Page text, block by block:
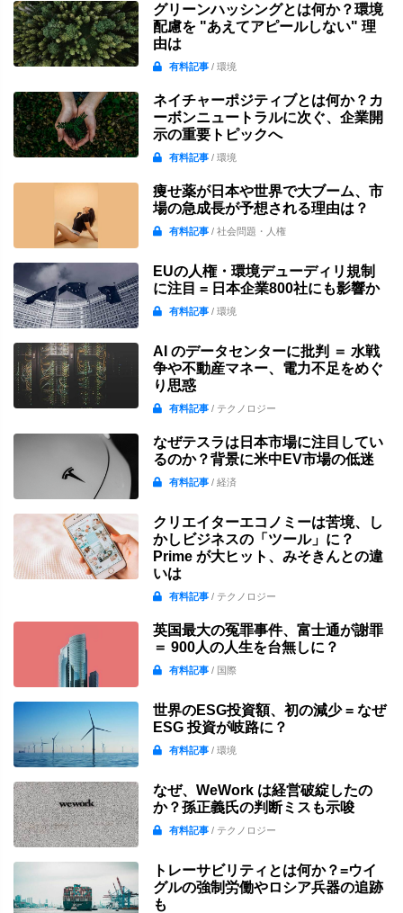
グリーンハッシングとは何か？環境
配慮を "あえてアピールしない" 理
由は
有料記事/ 環境
ネイチャーポジティブとは何か？カ
ーボンニュートラルに次ぐ、企業開
示の重要トピックへ
有料記事/ 環境
痩せ薬が日本や世界で大ブーム、市
場の急成長が予想される理由は？
有料記事/ 社会問題・人権
EUの人権・環境デューディリ規制
に注目 = 日本企業800社にも影響か
有料記事/ 環境
AI のデータセンターに批判 ＝ 水戦
争や不動産マネー、電力不足をめぐ
り思惑
有料記事/ テクノロジー
なぜテスラは日本市場に注目してい
るのか？背景に米中EV市場の低迷
有料記事/ 経済
クリエイターエコノミーは苦境、し
かしビジネスの「ツール」に？
Prime が大ヒット、みそきんとの違
いは
有料記事/ テクノロジー
英国最大の冤罪事件、富士通が謝罪
＝ 900人の人生を台無しに？
有料記事/ 国際
世界のESG投資額、初の減少 = なぜ
ESG 投資が岐路に？
有料記事/ 環境
なぜ、WeWork は経営破綻したの
か？孫正義氏の判断ミスも示唆
有料記事/ テクノロジー
トレーサビリティとは何か？=ウイ
グルの強制労働やロシア兵器の追跡
も